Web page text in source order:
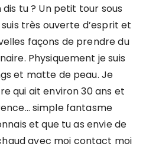
dis tu ? Un petit tour sous
très ouverte d’esprit et
façons de prendre du
Physiquement je suis
et matte de peau. Je
qui ait environ 30 ans et
simple fantasme
et que tu as envie de
avec moi contact moi